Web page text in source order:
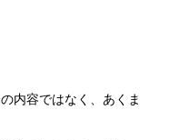
内容ではなく、あくま